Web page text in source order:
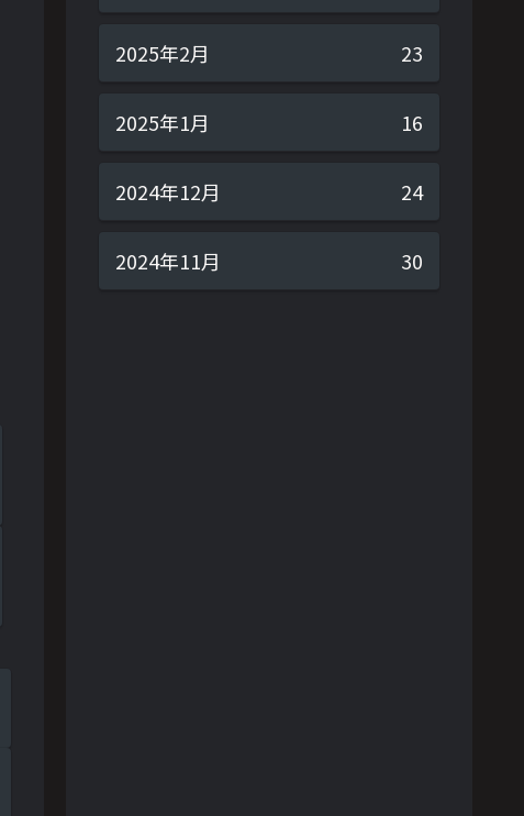
2025年2月 23
2025年1月 16
2024年12月 24
2024年11月 30